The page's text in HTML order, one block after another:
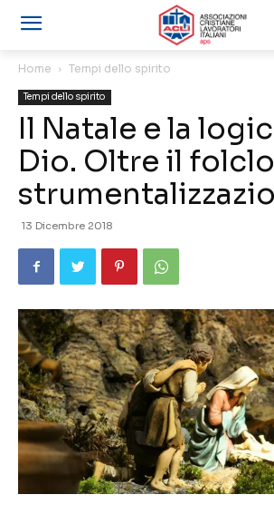
Home Tempi dello spirito
Tempi dello spirito
Il Natale e la
Dio. Oltre il
13 Dicembre 2018